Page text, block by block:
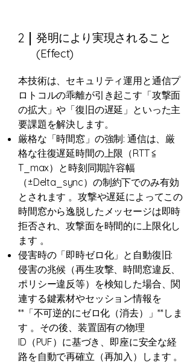
2
発明により実現されること
(Effect)
本技術は、セキュリティ運用と通信プ
ロトコルの乖離が引き起こす「攻撃面
の拡大」や「復旧の遅延」といった主
要課題を解決します。
厳格な「時間窓」の強制: 通信は、厳
格な往復遅延時間の上限（RTT ≦
T_max）と時刻同期許容幅
（±Delta_sync）の制約下でのみ有効
とされます 。攻撃や遅延によってこの
時間窓から逸脱したメッセージは即時
拒否され、攻撃面を時間的に上限化し
ます 。
侵害時の「即時ゼロ化」と自動復旧:
侵害の兆候（再生攻撃、時間窓違反、
ポリシー違反等）を検知した場合、関
連する鍵素材やセッション情報を
**「不可逆的にゼロ化（消去）」**しま
す 。その後、装置固有の物理
ID（PUF）に基づき、即座に安全な経
路を自動で再確立（再加入）します 。